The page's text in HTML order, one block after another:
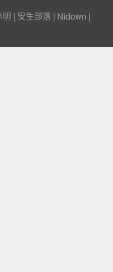
明 | 安生部落 | Nidown |